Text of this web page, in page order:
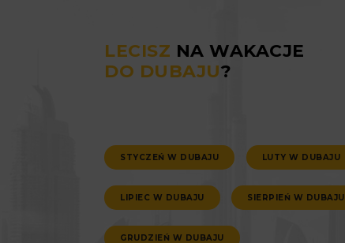
LECISZ NA WAKACJE
DO DUBAJU?
STYCZEŃ W DUBAJU LUTY W DUBAJU
LIPIEC W DUBAJU SIERPIEŃ W DUBAJU
GRUDZIEŃ W DUBAJU